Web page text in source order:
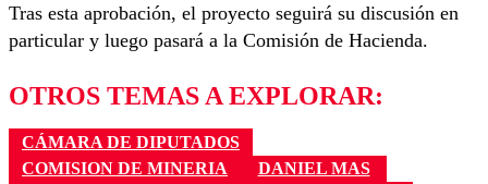
Tras esta aprobación, el proyecto seguirá su discusión en
particular y luego pasará a la Comisión de Hacienda.
OTROS TEMAS A EXPLORAR:
CÁMARA DE DIPUTADOS
COMISION DE MINERIA
DANIEL MAS